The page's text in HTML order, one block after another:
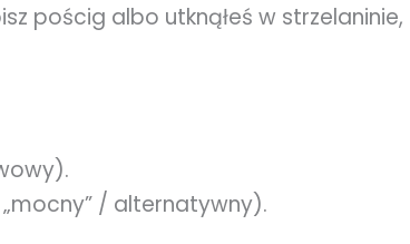
pościg albo utknąłeś w strzelaninie,
/ alternatywny).